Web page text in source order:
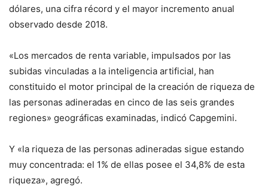
dólares, una cifra récord y el mayor incremento anual
observado desde 2018.
«Los mercados de renta variable, impulsados por las
subidas vinculadas a la inteligencia artificial, han
constituido el motor principal de la creación de riqueza de
las personas adineradas en cinco de las seis grandes
regiones» geográficas examinadas, indicó Capgemini.
Y «la riqueza de las personas adineradas sigue estando
muy concentrada: el 1% de ellas posee el 34,8% de esta
riqueza», agregó.